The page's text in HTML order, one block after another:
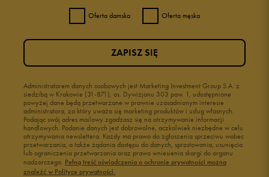
Oferta damska Oferta męska
Administratorem danych osobowych jest Marketing Investment Group S.A. z
siedzibą w Krakowie (31-871), os. Dywizjonu 303 paw. 1, udostępnione
powyżej dane będą przetwarzane w prawnie uzasadnionym interesie
administratora, za który uważa się marketing produktów i usług własnych.
Podając swój adres mailowy zgadzasz się na otrzymywanie informacji
handlowych. Podanie danych jest dobrowolne, aczkolwiek niezbędne w celu
otrzymywania newslettera. Każdy ma prawo do zgłoszenia sprzeciwu wobec
przetwarzania, a także żądania dostępu do danych, sprostowania, usunięcia
lub ograniczenia przetwarzania oraz prawo wniesienia skargi do organu
nadzorczego. Pełną treść oświadczenia o ochronie prywatności można
znaleźć w Polityce prywatności.
ZAPISZ SIĘ